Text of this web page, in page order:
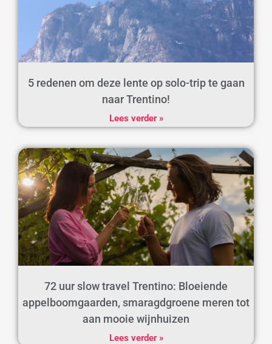
5 redenen om deze lente op solo-trip te gaan
naar Trentino!
Lees verder »
72 uur slow travel Trentino: Bloeiende
appelboomgaarden, smaragdgroene meren tot
aan mooie wijnhuizen
Lees verder »